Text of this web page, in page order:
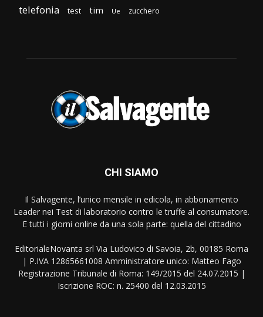
telefonia test tim Ue zucchero
CHI SIAMO
Il Salvagente, l’unico mensile in edicola, in abbonamento
Leader nei Test di laboratorio contro le truffe al consumatore.
E tutti i giorni online da una sola parte: quella del cittadino
EditorialeNovanta srl Via Ludovico di Savoia, 2b, 00185 Roma
| P.IVA 12865661008 Amministratore unico: Matteo Fago
Registrazione Tribunale di Roma: 149/2015 del 24.07.2015 |
Iscrizione ROC: n. 25400 del 12.03.2015